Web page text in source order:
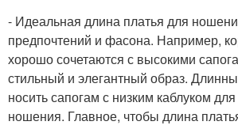
- Идеальная длина платья для
предпочтений и фасона. Например,
хорошо сочетаются с высокими
стильный и элегантный образ.
носить сапогам с низким каблуком
ношения. Главное, чтобы длина